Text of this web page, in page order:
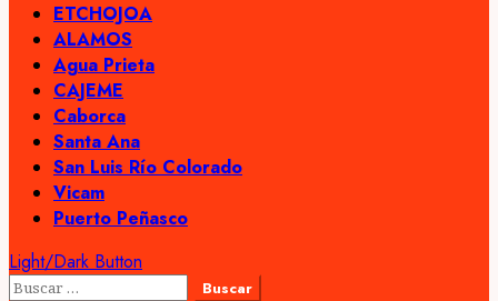
ETCHOJOA
ALAMOS
Agua Prieta
CAJEME
Caborca
Santa Ana
San Luis Río Colorado
Vicam
Puerto Peñasco
Light/Dark Button
Buscar: